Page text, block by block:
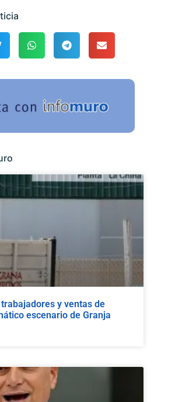
y ventas de
escenario de Granja